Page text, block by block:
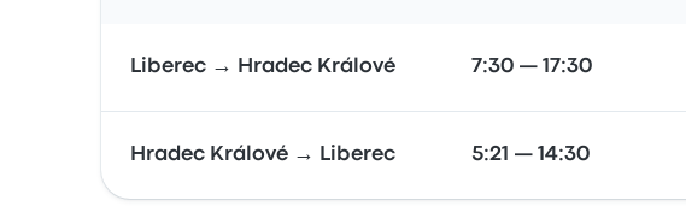
Liberec → Hradec Králové 7:30 — 17:30
Hradec Králové → Liberec 5:21 — 14:30